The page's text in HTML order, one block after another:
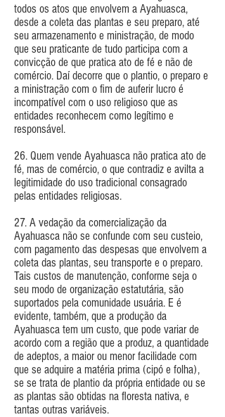
todos os atos que envolvem a Ayahuasca,
desde a coleta das plantas e seu preparo, até
seu armazenamento e ministração, de modo
que seu praticante de tudo participa com a
convicção de que pratica ato de fé e não de
comércio. Daí decorre que o plantio, o preparo e
a ministração com o fim de auferir lucro é
incompatível com o uso religioso que as
entidades reconhecem como legítimo e
responsável.
26. Quem vende Ayahuasca não pratica ato de
fé, mas de comércio, o que contradiz e avilta a
legitimidade do uso tradicional consagrado
pelas entidades religiosas.
27. A vedação da comercialização da
Ayahuasca não se confunde com seu custeio,
com pagamento das despesas que envolvem a
coleta das plantas, seu transporte e o preparo.
Tais custos de manutenção, conforme seja o
seu modo de organização estatutária, são
suportados pela comunidade usuária. E é
evidente, também, que a produção da
Ayahuasca tem um custo, que pode variar de
acordo com a região que a produz, a quantidade
de adeptos, a maior ou menor facilidade com
que se adquire a matéria prima (cipó e folha),
se se trata de plantio da própria entidade ou se
as plantas são obtidas na floresta nativa, e
tantas outras variáveis.